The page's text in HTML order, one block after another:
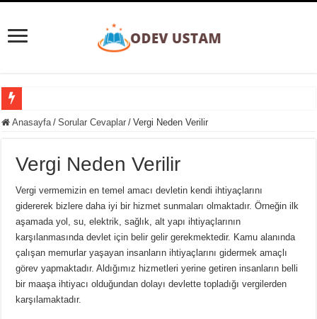
Süpernova Patlaması Nedir? Evrenin Büyüleyici Şöleni
Etobur Hayvan Nedir? Doğanın Zirvesindeki Avcılar
Eğitim Ve Öğretimin Yaşı Yoktur Sözü Ne Kadar Doğrudur?
Gezegenler Nasıl Oluşmuştur? Evrenin Heyecan Verici Doğum Süreci
Yer Yön Zarfları Nedir? 20 Tane Örnek
Pansiyon Nedir? Yarım ve Tam Pansiyon Nedir?
Basit Kesir Nedir? 20 Tane Örnek
Ardışık Sayılar Nedir ve Örnekler
Anasayfa / Sorular Cevaplar / Vergi Neden Verilir
Vergi Neden Verilir
Vergi vermemizin en temel amacı devletin kendi ihtiyaçlarını
gidererek bizlere daha iyi bir hizmet sunmaları olmaktadır. Örneğin ilk
aşamada yol, su, elektrik, sağlık, alt yapı ihtiyaçlarının
karşılanmasında devlet için belir gelir gerekmektedir. Kamu alanında
çalışan memurlar yaşayan insanların ihtiyaçlarını gidermek amaçlı
görev yapmaktadır. Aldığımız hizmetleri yerine getiren insanların belli
bir maaşa ihtiyacı olduğundan dolayı devlette topladığı vergilerden
karşılamaktadır.